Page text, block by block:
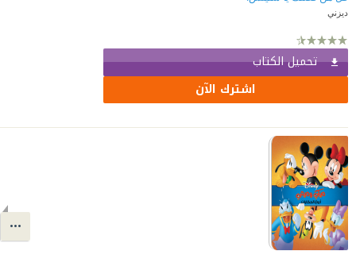
ديزني
تحميل الكتاب
اشترك الآن